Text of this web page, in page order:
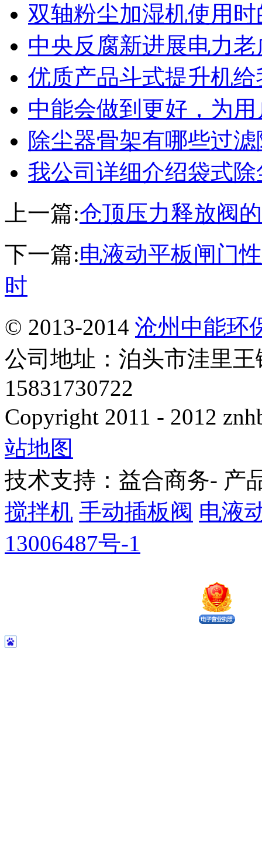
双轴粉尘加湿机使用
中央反腐新进展电力
优质产品斗式提升机
中能会做到更好，为
除尘器骨架有哪些过
我公司详细介绍袋式
上一篇:仓顶压力释放阀
下一篇:电液动平板闸门
时
© 2013-2014 沧州中能环
公司地址：泊头市洼里
15831730722
Copyright 2011 - 2012
站地图
技术支持：益合商务- 产
搅拌机 手动插板阀 电液
13006487号-1